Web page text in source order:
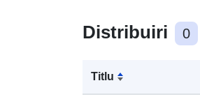
Distribuiri 0
Titlu